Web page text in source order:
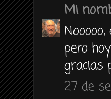
Mi
pero
gracias
27 de